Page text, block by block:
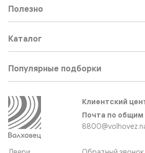
Полезно
Каталог
Популярные подборки
Клиентский
Почта по общим